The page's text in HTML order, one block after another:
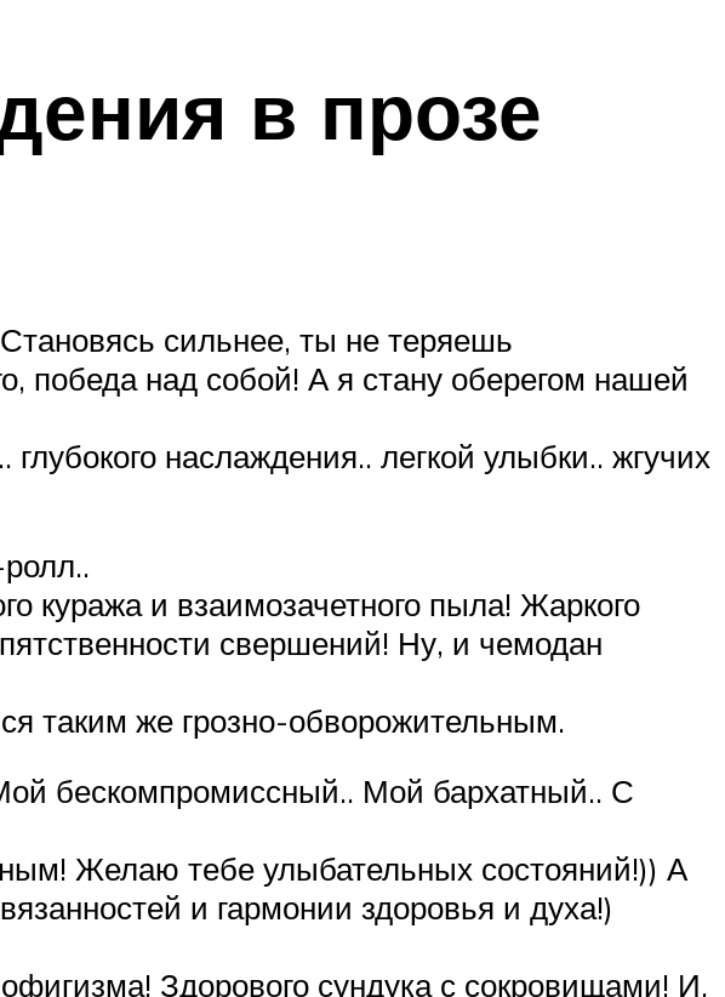
в прозе
сильнее, ты не теряешь
победа над собой! А я стану оберегом нашей
наслаждения.. легкой улыбки.. жгучих
куража и взаимозачетного пыла! Жаркого
свершений! Ну, и чемодан
таким же грозно-обворожительным.
бескомпромиссный.. Мой бархатный.. С
Желаю тебе улыбательных состояний!)) А
и гармонии здоровья и духа!)
Здорового сундука с сокровищами! И,